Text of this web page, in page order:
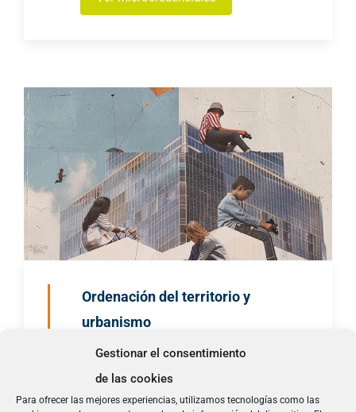
Gestionar el consentimiento
de las cookies
Para ofrecer las mejores experiencias, utilizamos tecnologías como las
Ordenación del territorio y
urbanismo
Sociedad inclusiva. Sociedad
segura.